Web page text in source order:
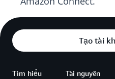
Tạo tài
Tìm hiểu Tài nguyên